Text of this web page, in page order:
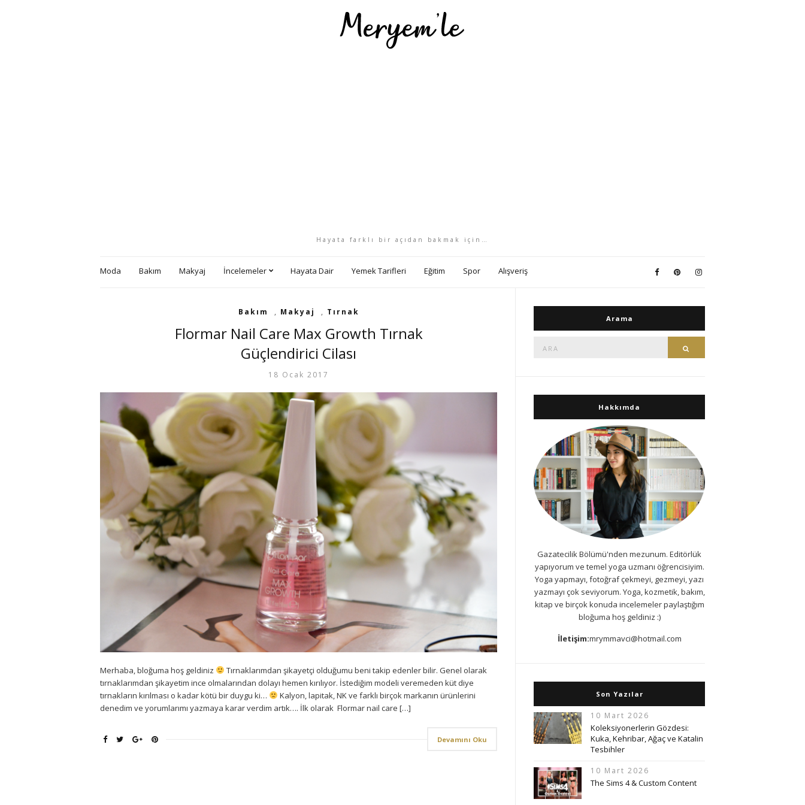
Hayata farklı bir açıdan bakmak için…
Moda Bakım Makyaj İncelemeler Hayata Dair Yemek Tarifleri Eğitim Spor Alışveriş
Bakım , Makyaj , Tırnak
Flormar Nail Care Max Growth Tırnak
Güçlendirici Cilası
18 Ocak 2017
Merhaba, bloğuma hoş geldiniz
Tırnaklarımdan şikayetçi olduğumu beni takip edenler bilir. Genel olarak
tırnaklarımdan şikayetim ince olmalarından dolayı hemen kırılıyor. İstediğim modeli veremeden küt diye
tırnakların kırılması o kadar kötü bir duygu ki…
Kalyon, lapitak, NK ve farklı birçok markanın ürünlerini
denedim ve yorumlarımı yazmaya karar verdim artık…. İlk olarak Flormar nail care […]
Devamını Oku
Arama
Hakkımda
Gazatecilik Bölümü'nden mezunum. Editörlük
yapıyorum ve temel yoga uzmanı öğrencisiyim.
Yoga yapmayı, fotoğraf çekmeyi, gezmeyi, yazı
yazmayı çok seviyorum. Yoga, kozmetik, bakım,
kitap ve birçok konuda incelemeler paylaştığım
bloğuma hoş geldiniz :)
İletişim:mrymmavci@hotmail.com
Son Yazılar
10 Mart 2026
Koleksiyonerlerin Gözdesi:
Kuka, Kehribar, Ağaç ve Katalin
Tesbihler
10 Mart 2026
The Sims 4 & Custom Content